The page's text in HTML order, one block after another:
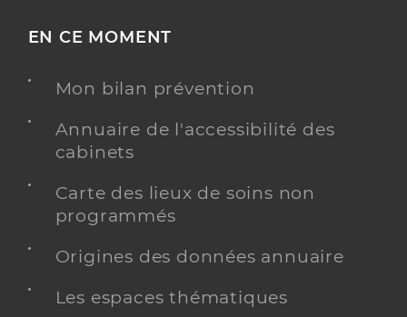
EN CE MOMENT
Mon bilan prévention
Annuaire de l'accessibilité des
cabinets
Carte des lieux de soins non
programmés
Origines des données annuaire
Les espaces thématiques